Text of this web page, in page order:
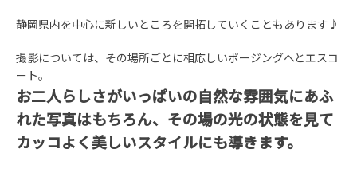
静岡県内を中心に新しいところを開拓していくこともあります♪
撮影については、その場所ごとに相応しいポージングへとエスコ
ート。
お二人らしさがいっぱいの自然な雰囲気にあふ
れた写真はもちろん、その場の光の状態を見て
カッコよく美しいスタイルにも導きます。